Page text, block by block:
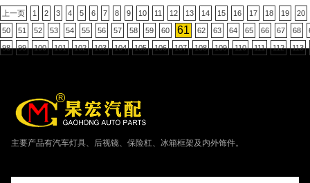
上一页 1 2 3 4 5 6 7 8 9 10 11 12 13 14 15 16 17 18 19 20
50 51 52 53 54 55 56 57 58 59 60 61 62 63 64 65 66 67 68
98 99 100 101 102 103 104 105 106 107 108 109 110 111 112 113
主要产品有汽车灯具、后视镜、保险杠、冰箱框架及内外饰件。